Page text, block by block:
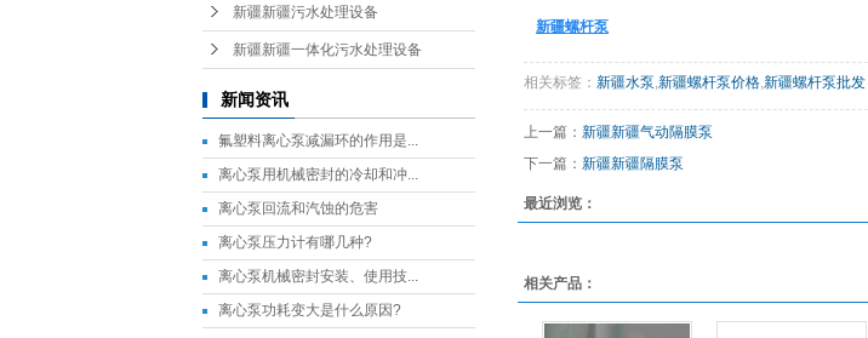
新疆新疆污水处理设备
新疆新疆一体化污水处理设备
新闻资讯
氟塑料离心泵减漏环的作用是...
离心泵用机械密封的冷却和冲...
离心泵回流和汽蚀的危害
离心泵压力计有哪几种?
离心泵机械密封安装、使用技...
离心泵功耗变大是什么原因?
新疆螺杆泵
相关标签： 新疆水泵,新疆螺杆泵价格,新疆螺杆泵批发
上一篇： 新疆新疆气动隔膜泵
下一篇： 新疆新疆隔膜泵
最近浏览：
相关产品：